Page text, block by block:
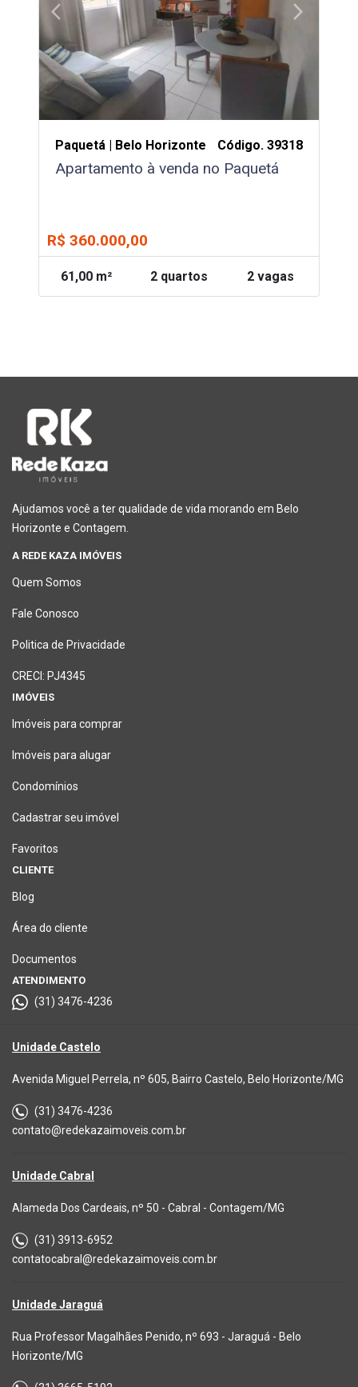
arrow_back_iosPrevious arrow_forward_iosNext
Paquetá | Belo Horizonte Código. 39318
Apartamento à venda no Paquetá
R$ 360.000,00
61,00 m² 2 quartos 2 vagas
Ajudamos você a ter qualidade de vida morando em Belo
Horizonte e Contagem.
A REDE KAZA IMÓVEIS
Quem Somos
Fale Conosco
Politica de Privacidade
CRECI: PJ4345
IMÓVEIS
Imóveis para comprar
Imóveis para alugar
Condomínios
Cadastrar seu imóvel
Favoritos
CLIENTE
Blog
Área do cliente
Documentos
ATENDIMENTO
(31) 3476-4236
Unidade Castelo
Avenida Miguel Perrela, nº 605, Bairro Castelo, Belo Horizonte/MG
(31) 3476-4236
contato@redekazaimoveis.com.br
Unidade Cabral
Alameda Dos Cardeais, nº 50 - Cabral - Contagem/MG
(31) 3913-6952
contatocabral@redekazaimoveis.com.br
Unidade Jaraguá
Rua Professor Magalhães Penido, nº 693 - Jaraguá - Belo
Horizonte/MG